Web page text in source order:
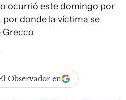
ocurrió este domingo por
por donde la víctima se
Grecco
Observador en